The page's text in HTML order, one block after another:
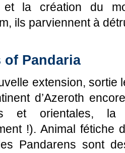
et la création du
ils parviennent à
of Pandaria
extension, sortie
d’Azeroth
et orientales,
!). Animal fétiche
Pandarens sont